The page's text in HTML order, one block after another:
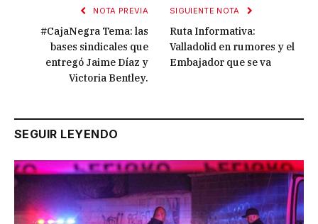
NOTA PREVIA
#CajaNegra Tema: las
bases sindicales que
entregó Jaime Díaz y
Victoria Bentley.
SIGUIENTE NOTA
Ruta Informativa:
Valladolid en rumores y el
Embajador que se va
SEGUIR LEYENDO